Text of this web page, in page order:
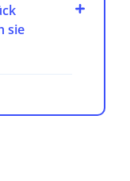
sie